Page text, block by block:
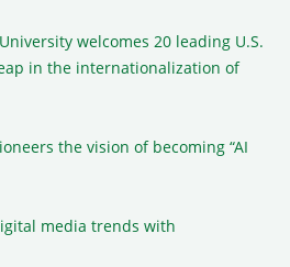
welcomes 20 leading U.S.
in the internationalization of
the vision of becoming “AI
media trends with